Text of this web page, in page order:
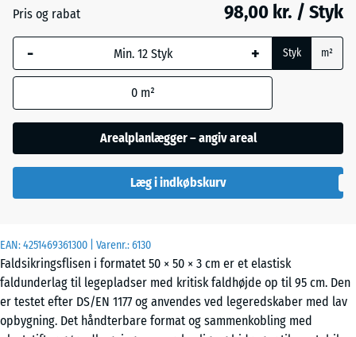
EAN:4251469361300 | Varenr.:6130
Faldsikringsflisen i formatet 50 × 50 × 3 cm er et elastisk
faldunderlag til legepladser med kritisk faldhøjde op til 95 cm. Den
er testet efter DS/EN 1177 og anvendes ved legeredskaber med lav
opbygning. Det håndterbare format og sammenkobling med
Lindgrøn
Pris og rabat 98,00 kr. / Styk
- + Styk m²
0 m²
Arealplanlægger – angiv areal
Læg i indkøbskurv